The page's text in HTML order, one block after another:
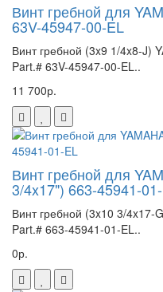
Винт гребной для
63V-45947-00-EL
Винт гребной (3x9 1/4x8-J)
Part.# 63V-45947-00-EL..
11 700р.
Винт гребной для
3/4x17") 663-45941-
Винт гребной (3x10 3/
Part.# 663-45941-01-EL..
0р.